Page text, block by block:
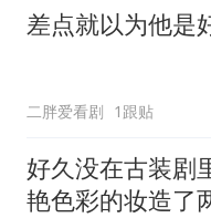
差点就以为他是
二胖爱看剧 1跟贴
好久没在古装剧
艳色彩的妆造了️